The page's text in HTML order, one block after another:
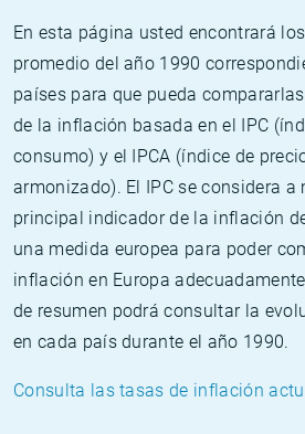
En esta página usted encontrará
promedio del año 1990
países para que pueda
de la inflación basada en el IPC
consumo) y el IPCA (índice de
armonizado). El IPC se considera a
principal indicador de la inflación
una medida europea para poder
inflación en Europa
de resumen podrá consultar la
en cada país durante el año 1990.
Consulta las tasas de inflación